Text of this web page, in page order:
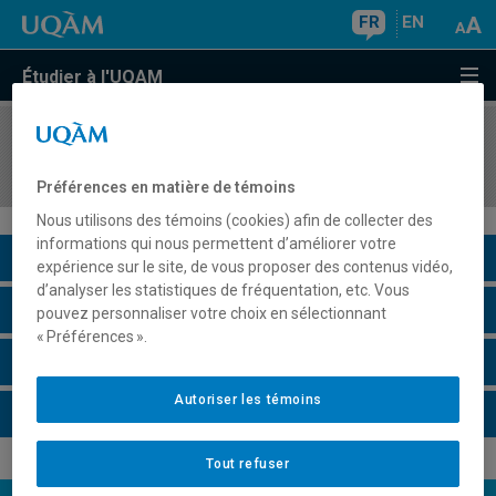
FR EN
Étudier à l'UQAM
COURS//
Description du cours
Horaire - Été 2026
Préférences en matière de témoins
Nous utilisons des témoins (cookies) afin de collecter des
informations qui nous permettent d’améliorer votre
expérience sur le site, de vous proposer des contenus vidéo,
d’analyser les statistiques de fréquentation, etc. Vous
pouvez personnaliser votre choix en sélectionnant
« Préférences ».
Tout refuser
Autoriser les témoins